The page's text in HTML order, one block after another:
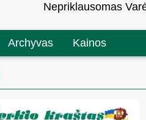
Nepriklausomas
Archyvas Kainos